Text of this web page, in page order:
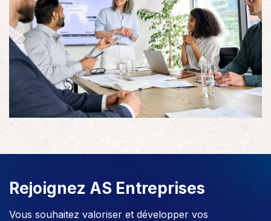
Rejoignez AS Entreprises
Vous souhaitez valoriser et développer vos